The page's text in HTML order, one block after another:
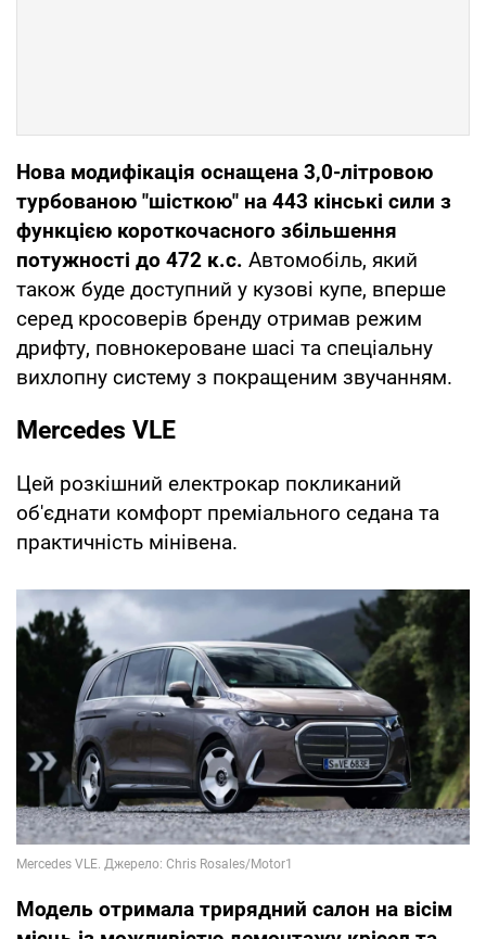
Нова модифікація оснащена 3,0-літровою
турбованою "шісткою" на 443 кінські сили з
функцією короткочасного збільшення
потужності до 472 к.с. Автомобіль, який
також буде доступний у кузові купе, вперше
серед кросоверів бренду отримав режим
дрифту, повнокероване шасі та спеціальну
вихлопну систему з покращеним звучанням.
Mercedes VLE
Цей розкішний електрокар покликаний
об'єднати комфорт преміального седана та
практичність мінівена.
Модель отримала трирядний салон на вісім